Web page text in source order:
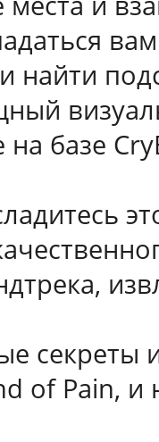
найти
на базе
секреты
of Pain,